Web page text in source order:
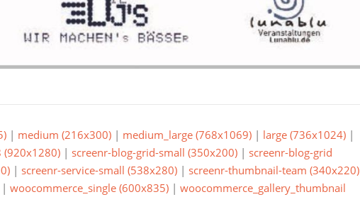
| medium (216x300) | medium_large (768x1069) | large (736x1024) |
| screenr-blog-grid-small (350x200) | screenr-blog-grid
| screenr-service-small (538x280) | screenr-thumbnail-team (340x220)
| woocommerce_single (600x835) | woocommerce_gallery_thumbnail